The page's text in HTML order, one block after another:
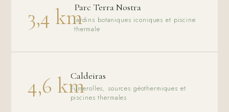
3,4 kmParc Terra Nostra
Jardins botaniques iconiques et piscine
thermale
4,6 kmCaldeiras
Fumerolles, sources géothermiques et
piscines thermales